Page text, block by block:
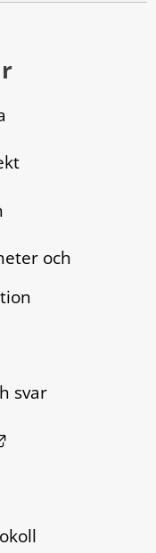
och
svar
Länk till annan